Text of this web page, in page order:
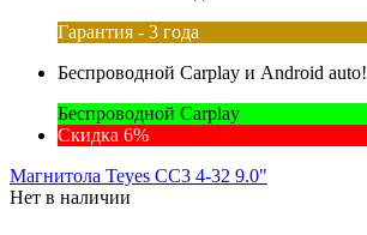
Гарантия - 3 года
Беспроводной Carplay и Android auto!
Беспроводной Carplay
Скидка 6%
Магнитола Teyes CC3 4-32 9.0"
Нет в наличии